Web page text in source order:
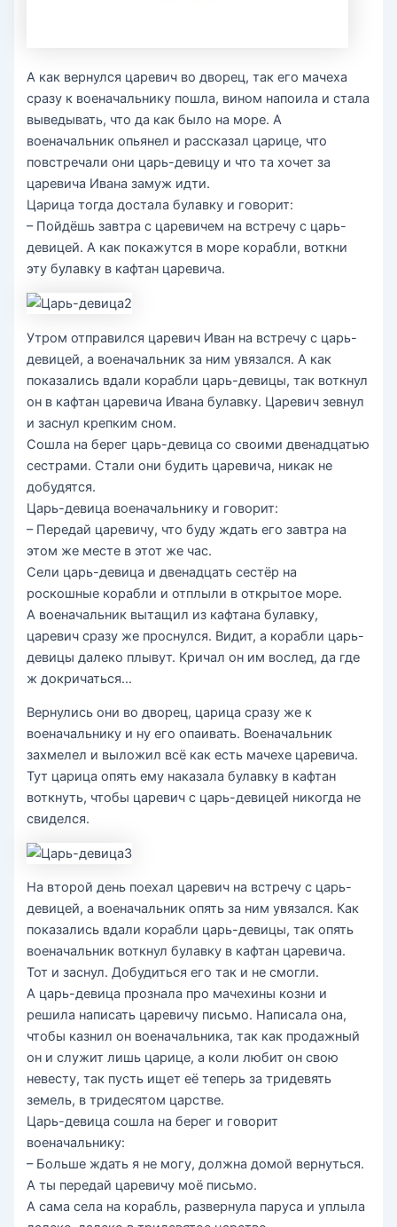
А как вернулся царевич во дворец, так его мачеха
сразу к военачальнику пошла, вином напоила и стала
выведывать, что да как было на море. А
военачальник опьянел и рассказал царице, что
повстречали они царь-девицу и что та хочет за
царевича Ивана замуж идти.
Царица тогда достала булавку и говорит:
– Пойдёшь завтра с царевичем на встречу с царь-
девицей. А как покажутся в море корабли, воткни
эту булавку в кафтан царевича.
Утром отправился царевич Иван на встречу с царь-
девицей, а военачальник за ним увязался. А как
показались вдали корабли царь-девицы, так воткнул
он в кафтан царевича Ивана булавку. Царевич зевнул
и заснул крепким сном.
Сошла на берег царь-девица со своими двенадцатью
сестрами. Стали они будить царевича, никак не
добудятся.
Царь-девица военачальнику и говорит:
– Передай царевичу, что буду ждать его завтра на
этом же месте в этот же час.
Сели царь-девица и двенадцать сестёр на
роскошные корабли и отплыли в открытое море.
А военачальник вытащил из кафтана булавку,
царевич сразу же проснулся. Видит, а корабли царь-
девицы далеко плывут. Кричал он им вослед, да где
ж докричаться…
Вернулись они во дворец, царица сразу же к
военачальнику и ну его опаивать. Военачальник
захмелел и выложил всё как есть мачехе царевича.
Тут царица опять ему наказала булавку в кафтан
воткнуть, чтобы царевич с царь-девицей никогда не
свиделся.
На второй день поехал царевич на встречу с царь-
девицей, а военачальник опять за ним увязался. Как
показались вдали корабли царь-девицы, так опять
военачальник воткнул булавку в кафтан царевича.
Тот и заснул. Добудиться его так и не смогли.
А царь-девица прознала про мачехины козни и
решила написать царевичу письмо. Написала она,
чтобы казнил он военачальника, так как продажный
он и служит лишь царице, а коли любит он свою
невесту, так пусть ищет её теперь за тридевять
земель, в тридесятом царстве.
Царь-девица сошла на берег и говорит
военачальнику:
– Больше ждать я не могу, должна домой вернуться.
А ты передай царевичу моё письмо.
А сама села на корабль, развернула паруса и уплыла